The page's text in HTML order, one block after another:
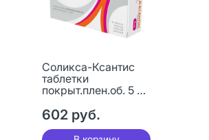
Соликса-Ксантис
таблетки
покрыт.плен.об. 5 мг
602 руб.